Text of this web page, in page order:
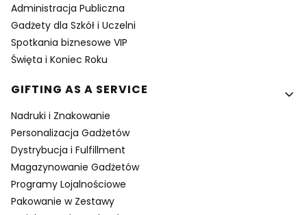
Administracja Publiczna
Gadżety dla Szkół i Uczelni
Spotkania biznesowe VIP
Święta i Koniec Roku
GIFTING AS A SERVICE
Nadruki i Znakowanie
Personalizacja Gadżetów
Dystrybucja i Fulfillment
Magazynowanie Gadżetów
Programy Lojalnościowe
Pakowanie w Zestawy